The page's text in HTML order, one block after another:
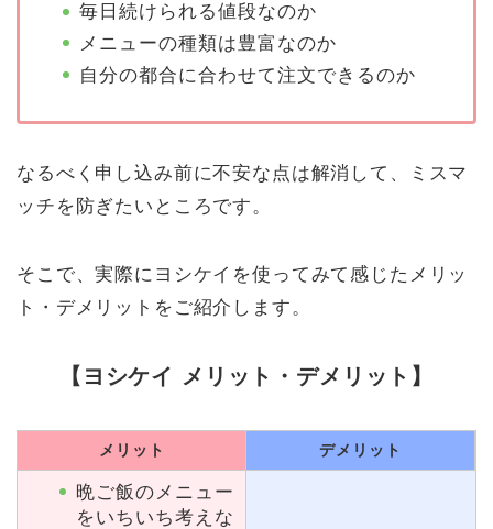
毎日続けられる値段なのか
メニューの種類は豊富なのか
自分の都合に合わせて注文できるのか
なるべく申し込み前に不安な点は解消して、ミスマ
ッチを防ぎたいところです。
そこで、実際にヨシケイを使ってみて感じたメリッ
ト・デメリットをご紹介します。
【ヨシケイ メリット・デメリット】
メリット デメリット
晩ご飯のメニュー
をいちいち考えな